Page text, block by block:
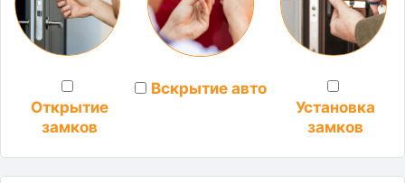
Открытие
замков
Вскрытие авто
Установка
замков